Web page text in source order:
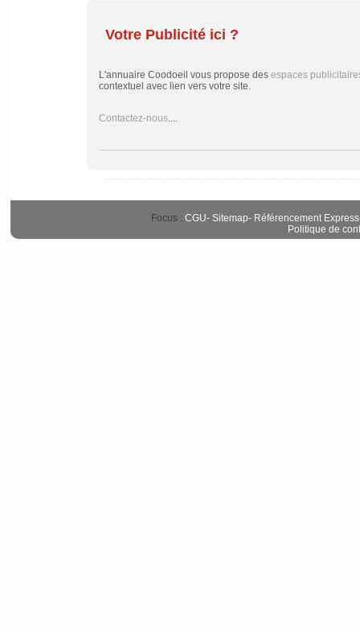
Votre Publicité ici ?
L'annuaire Coodoeil vous propose des espaces
contextuel avec lien vers votre site.
Contactez-nous....
Focus : CGU- Sitemap- Référencement Express
Politique de